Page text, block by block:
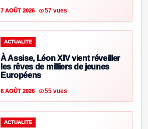
7 AOÛT 2026 57 vues
ACTUALITE
À Assise, Léon XIV vient réveiller
les rêves de milliers de jeunes
Européens
6 AOÛT 2026 55 vues
ACTUALITE